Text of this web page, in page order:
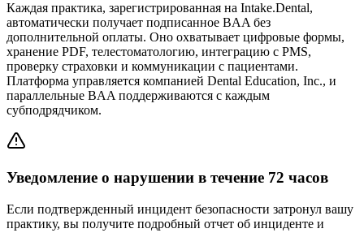
Каждая практика, зарегистрированная на Intake.Dental,
автоматически получает подписанное BAA без
дополнительной оплаты. Оно охватывает цифровые формы,
хранение PDF, телестоматологию, интеграцию с PMS,
проверку страховки и коммуникации с пациентами.
Платформа управляется компанией Dental Education, Inc., и
параллельные BAA поддерживаются с каждым
субподрядчиком.
Уведомление о нарушении в течение 72 часов
Если подтвержденный инцидент безопасности затронул вашу
практику, вы получите подробный отчет об инциденте и